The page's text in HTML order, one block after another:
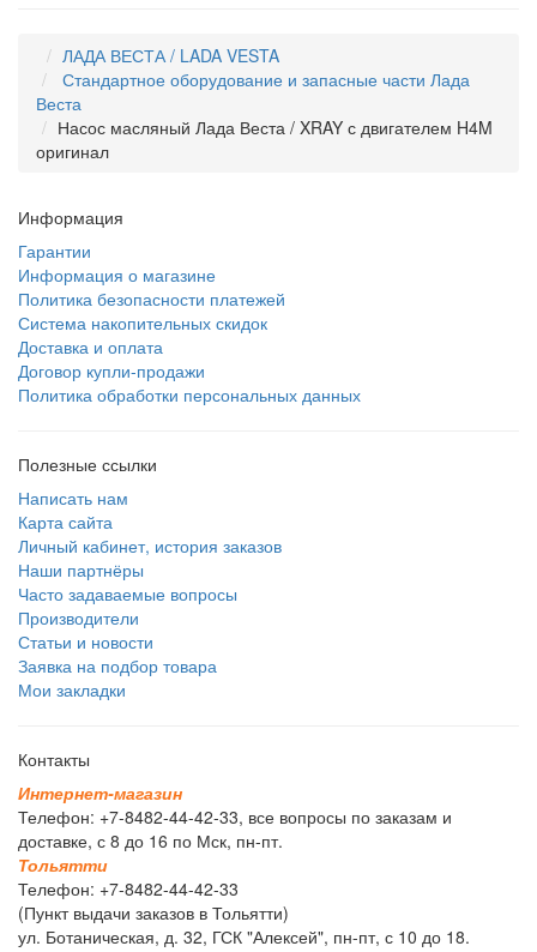
ЛАДА ВЕСТА / LADA VESTA
Стандартное оборудование и запасные части Лада
Веста
Насос масляный Лада Веста / XRAY с двигателем H4M
оригинал
Информация
Гарантии
Информация о магазине
Политика безопасности платежей
Система накопительных скидок
Доставка и оплата
Договор купли-продажи
Политика обработки персональных данных
Полезные ссылки
Написать нам
Карта сайта
Личный кабинет, история заказов
Наши партнёры
Часто задаваемые вопросы
Производители
Статьи и новости
Заявка на подбор товара
Мои закладки
Контакты
Интернет-магазин
Телефон: +7-8482-44-42-33, все вопросы по заказам и
доставке, с 8 до 16 по Мск, пн-пт.
Тольятти
Телефон: +7-8482-44-42-33
(Пункт выдачи заказов в Тольятти)
ул. Ботаническая, д. 32, ГСК "Алексей", пн-пт, с 10 до 18.